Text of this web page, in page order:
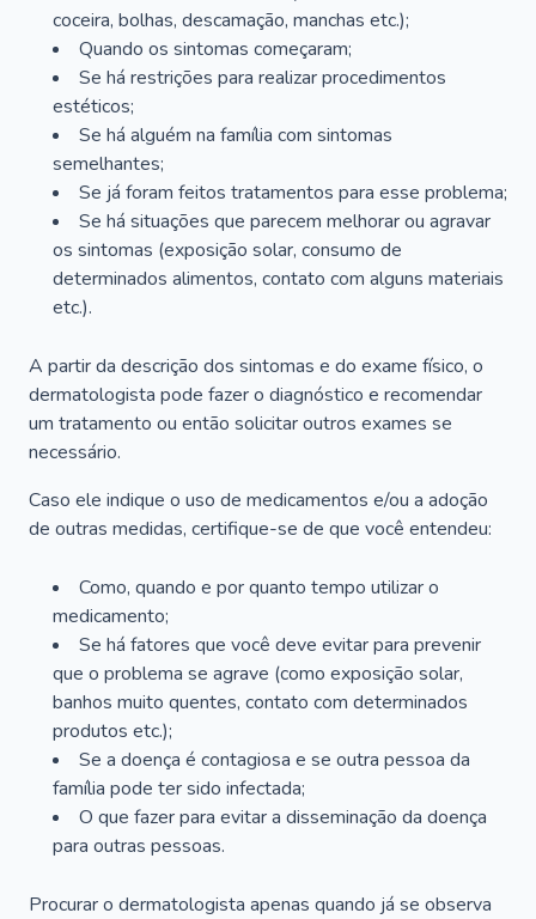
coceira, bolhas, descamação, manchas etc.);
Quando os sintomas começaram;
Se há restrições para realizar procedimentos
estéticos;
Se há alguém na família com sintomas
semelhantes;
Se já foram feitos tratamentos para esse problema;
Se há situações que parecem melhorar ou agravar
os sintomas (exposição solar, consumo de
determinados alimentos, contato com alguns materiais
etc.).
A partir da descrição dos sintomas e do exame físico, o
dermatologista pode fazer o diagnóstico e recomendar
um tratamento ou então solicitar outros exames se
necessário.
Caso ele indique o uso de medicamentos e/ou a adoção
de outras medidas, certifique-se de que você entendeu:
Como, quando e por quanto tempo utilizar o
medicamento;
Se há fatores que você deve evitar para prevenir
que o problema se agrave (como exposição solar,
banhos muito quentes, contato com determinados
produtos etc.);
Se a doença é contagiosa e se outra pessoa da
família pode ter sido infectada;
O que fazer para evitar a disseminação da doença
para outras pessoas.
Procurar o dermatologista apenas quando já se observa